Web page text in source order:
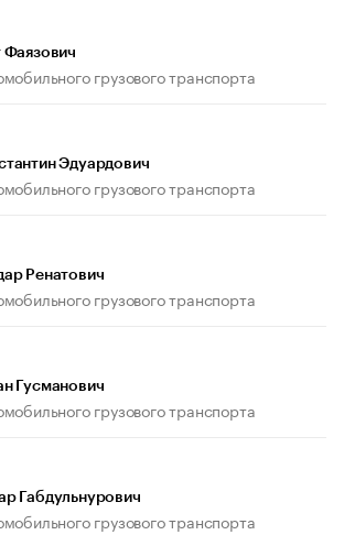
Фаязович
грузового транспорта
Эдуардович
грузового транспорта
Ренатович
грузового транспорта
Гусманович
грузового транспорта
Габдульнурович
грузового транспорта